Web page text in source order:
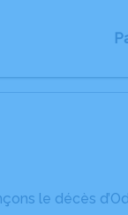
le décès